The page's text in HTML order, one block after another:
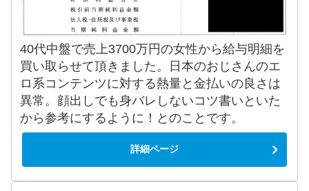
40代中盤で売上3700万円の女性から給与明細を
買い取らせて頂きました。日本のおじさんのエ
ロ系コンテンツに対する熱量と金払いの良さは
異常。顔出しでも身バレしないコツ書いといた
から参考にするように！とのことです。
詳細ページ